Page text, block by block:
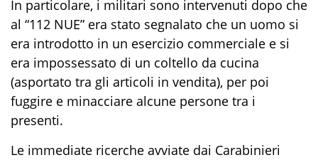
In particolare, i militari sono intervenuti dopo che
al “112 NUE” era stato segnalato che un uomo si
era introdotto in un esercizio commerciale e si
era impossessato di un coltello da cucina
(asportato tra gli articoli in vendita), per poi
fuggire e minacciare alcune persone tra i
presenti.
Le immediate ricerche avviate dai Carabinieri